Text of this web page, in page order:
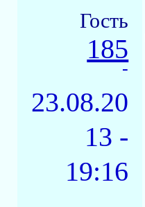
Гость
185
-
23.08.20
13 -
19:16